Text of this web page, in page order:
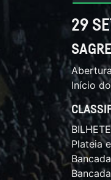
29
Início
Plateia